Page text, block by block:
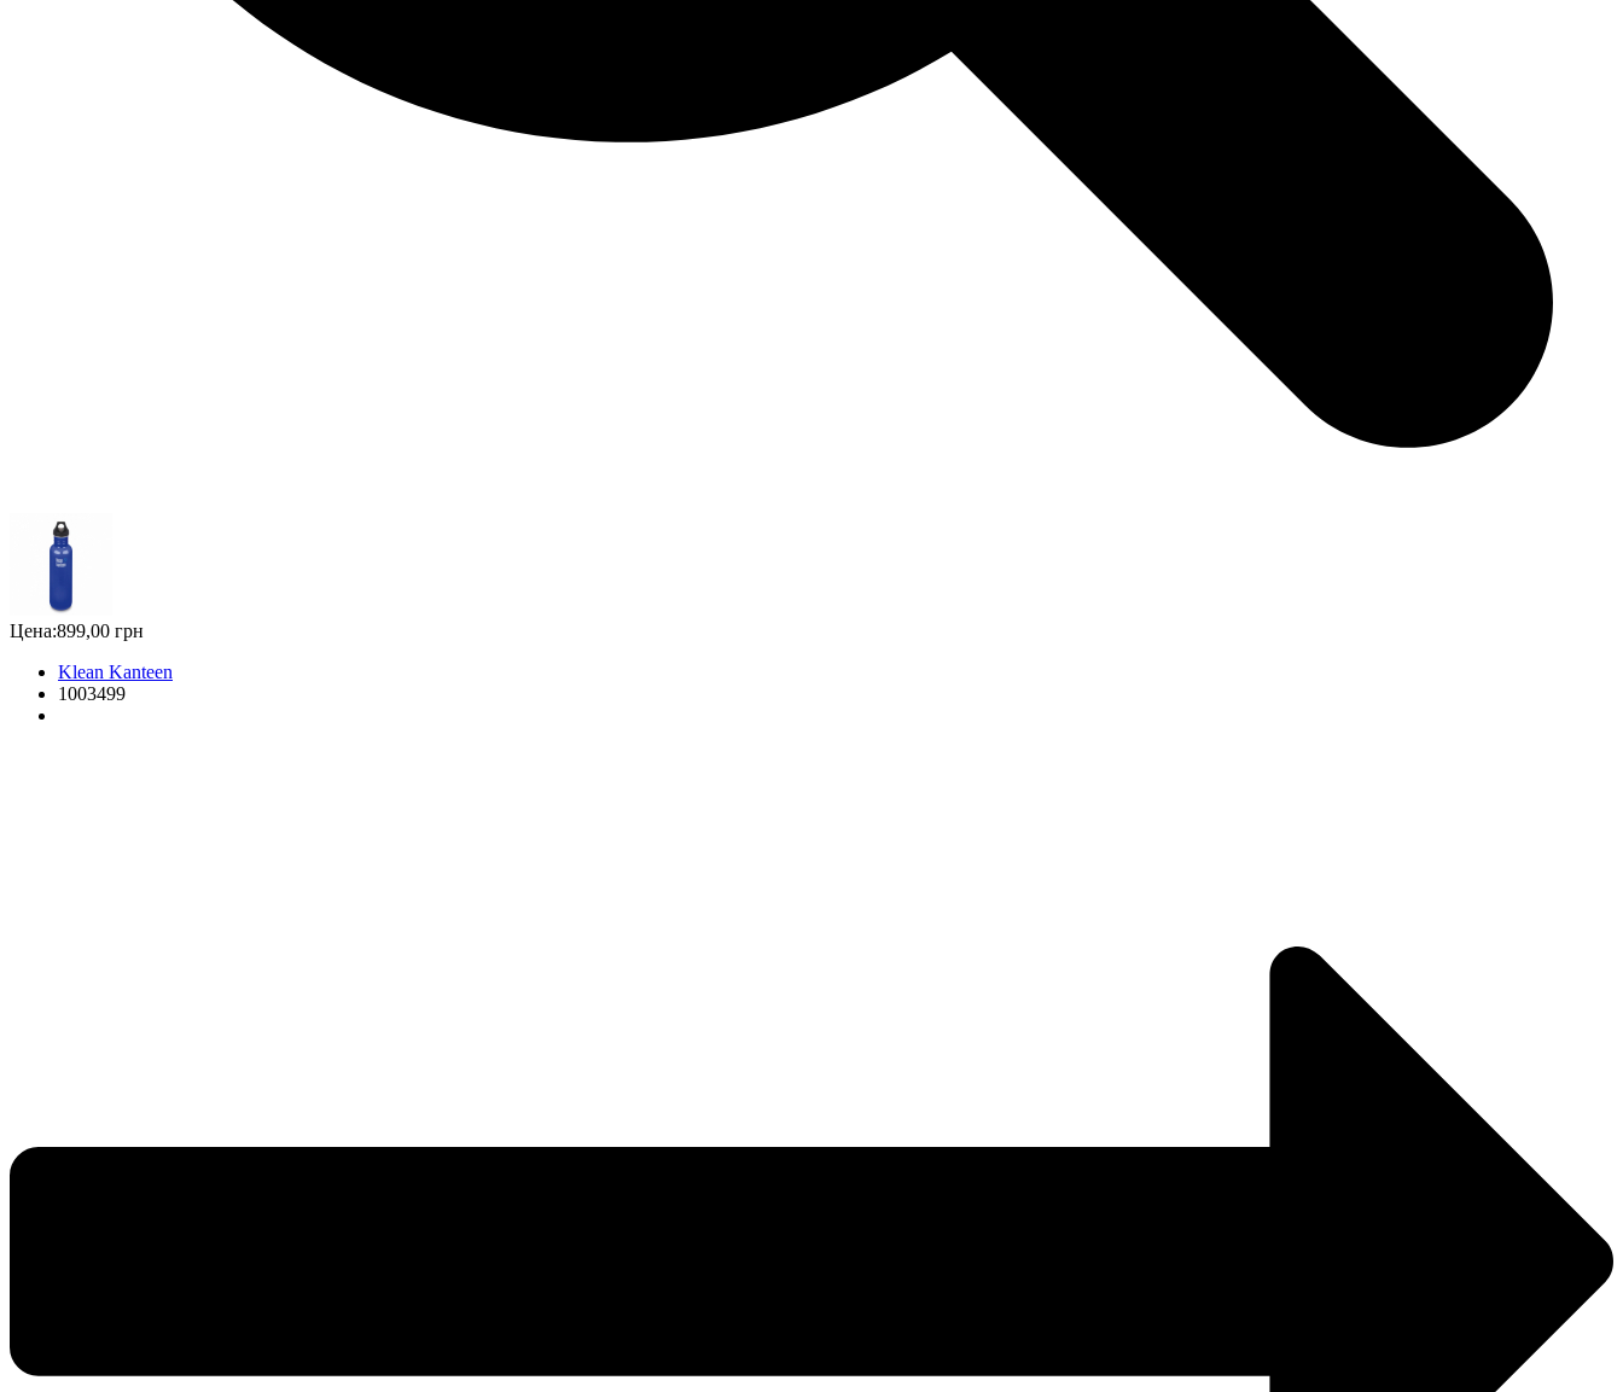
Цена:899,00 грн
Klean Kanteen
1003499